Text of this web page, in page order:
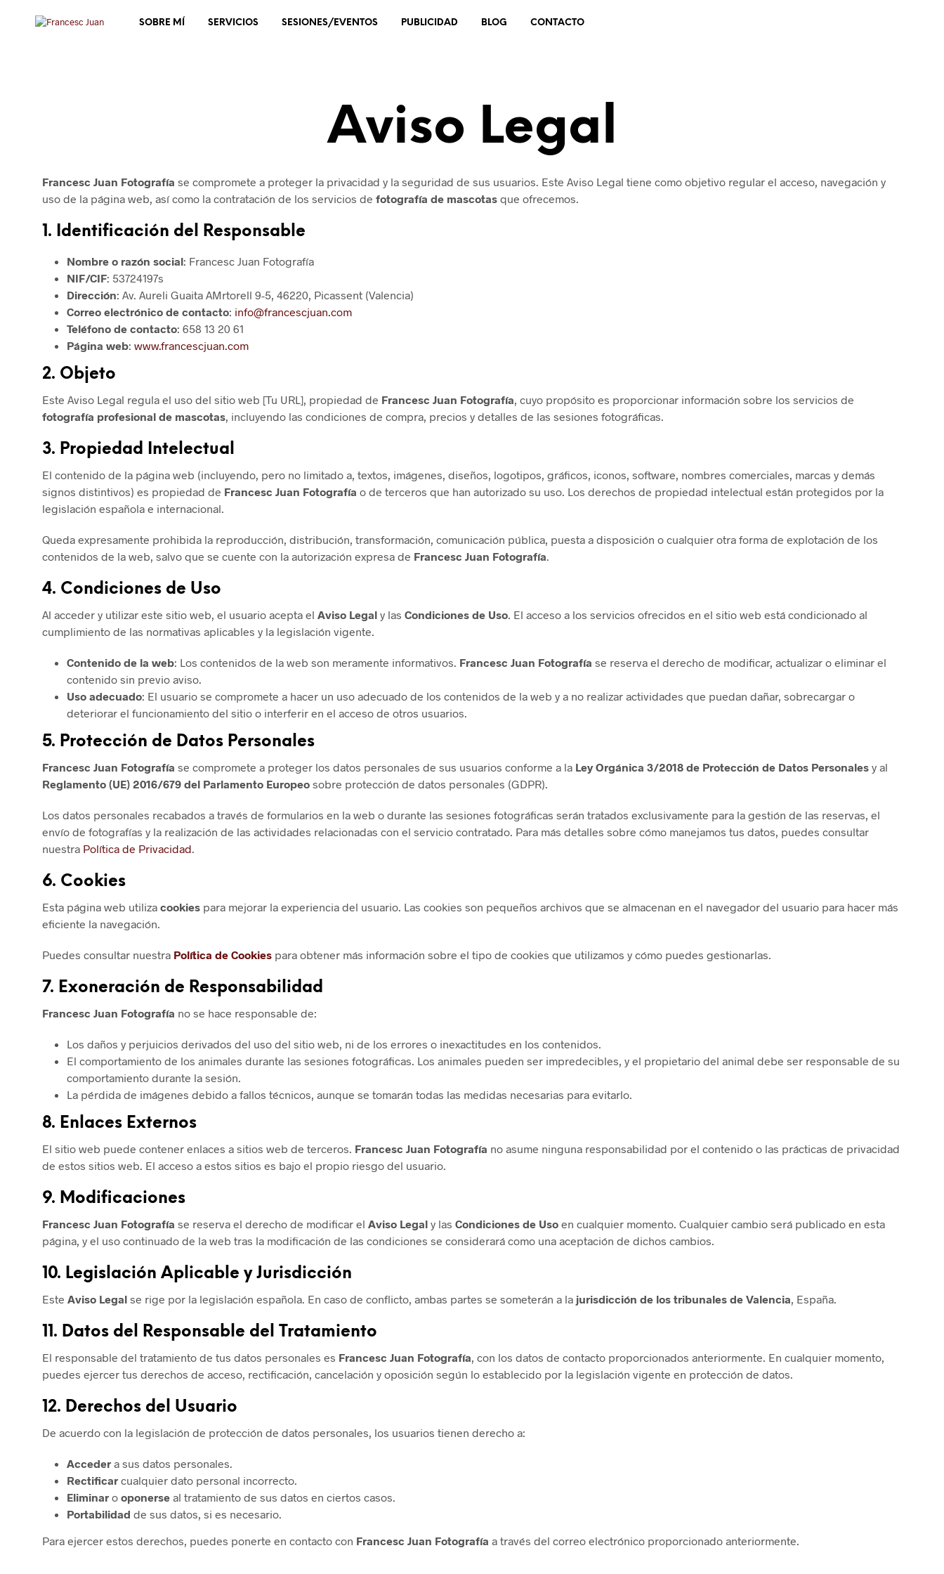
SOBRE MÍ SERVICIOS SESIONES/EVENTOS PUBLICIDAD BLOG CONTACTO
Aviso Legal
Francesc Juan Fotografía se compromete a proteger la privacidad y la seguridad de sus usuarios. Este Aviso Legal tiene como objetivo regular el acceso, navegación y
uso de la página web, así como la contratación de los servicios de fotografía de mascotas que ofrecemos.
1. Identificación del Responsable
Nombre o razón social: Francesc Juan Fotografía
NIF/CIF: 53724197s
Dirección: Av. Aureli Guaita AMrtorell 9-5, 46220, Picassent (Valencia)
Correo electrónico de contacto: info@francescjuan.com
Teléfono de contacto: 658 13 20 61
Página web: www.francescjuan.com
2. Objeto
Este Aviso Legal regula el uso del sitio web [Tu URL], propiedad de Francesc Juan Fotografía, cuyo propósito es proporcionar información sobre los servicios de
fotografía profesional de mascotas, incluyendo las condiciones de compra, precios y detalles de las sesiones fotográficas.
3. Propiedad Intelectual
El contenido de la página web (incluyendo, pero no limitado a, textos, imágenes, diseños, logotipos, gráficos, iconos, software, nombres comerciales, marcas y demás
signos distintivos) es propiedad de Francesc Juan Fotografía o de terceros que han autorizado su uso. Los derechos de propiedad intelectual están protegidos por la
legislación española e internacional.
Queda expresamente prohibida la reproducción, distribución, transformación, comunicación pública, puesta a disposición o cualquier otra forma de explotación de los
contenidos de la web, salvo que se cuente con la autorización expresa de Francesc Juan Fotografía.
4. Condiciones de Uso
Al acceder y utilizar este sitio web, el usuario acepta el Aviso Legal y las Condiciones de Uso. El acceso a los servicios ofrecidos en el sitio web está condicionado al
cumplimiento de las normativas aplicables y la legislación vigente.
Contenido de la web: Los contenidos de la web son meramente informativos. Francesc Juan Fotografía se reserva el derecho de modificar, actualizar o eliminar el
contenido sin previo aviso.
Uso adecuado: El usuario se compromete a hacer un uso adecuado de los contenidos de la web y a no realizar actividades que puedan dañar, sobrecargar o
deteriorar el funcionamiento del sitio o interferir en el acceso de otros usuarios.
5. Protección de Datos Personales
Francesc Juan Fotografía se compromete a proteger los datos personales de sus usuarios conforme a la Ley Orgánica 3/2018 de Protección de Datos Personales y al
Reglamento (UE) 2016/679 del Parlamento Europeo sobre protección de datos personales (GDPR).
Los datos personales recabados a través de formularios en la web o durante las sesiones fotográficas serán tratados exclusivamente para la gestión de las reservas, el
envío de fotografías y la realización de las actividades relacionadas con el servicio contratado. Para más detalles sobre cómo manejamos tus datos, puedes consultar
nuestra Política de Privacidad.
6. Cookies
Esta página web utiliza cookies para mejorar la experiencia del usuario. Las cookies son pequeños archivos que se almacenan en el navegador del usuario para hacer más
eficiente la navegación.
Puedes consultar nuestra Política de Cookies para obtener más información sobre el tipo de cookies que utilizamos y cómo puedes gestionarlas.
7. Exoneración de Responsabilidad
Francesc Juan Fotografía no se hace responsable de:
Los daños y perjuicios derivados del uso del sitio web, ni de los errores o inexactitudes en los contenidos.
El comportamiento de los animales durante las sesiones fotográficas. Los animales pueden ser impredecibles, y el propietario del animal debe ser responsable de su
comportamiento durante la sesión.
La pérdida de imágenes debido a fallos técnicos, aunque se tomarán todas las medidas necesarias para evitarlo.
8. Enlaces Externos
El sitio web puede contener enlaces a sitios web de terceros. Francesc Juan Fotografía no asume ninguna responsabilidad por el contenido o las prácticas de privacidad
de estos sitios web. El acceso a estos sitios es bajo el propio riesgo del usuario.
9. Modificaciones
Francesc Juan Fotografía se reserva el derecho de modificar el Aviso Legal y las Condiciones de Uso en cualquier momento. Cualquier cambio será publicado en esta
página, y el uso continuado de la web tras la modificación de las condiciones se considerará como una aceptación de dichos cambios.
10. Legislación Aplicable y Jurisdicción
Este Aviso Legal se rige por la legislación española. En caso de conflicto, ambas partes se someterán a la jurisdicción de los tribunales de Valencia, España.
11. Datos del Responsable del Tratamiento
El responsable del tratamiento de tus datos personales es Francesc Juan Fotografía, con los datos de contacto proporcionados anteriormente. En cualquier momento,
puedes ejercer tus derechos de acceso, rectificación, cancelación y oposición según lo establecido por la legislación vigente en protección de datos.
12. Derechos del Usuario
De acuerdo con la legislación de protección de datos personales, los usuarios tienen derecho a:
Acceder a sus datos personales.
Rectificar cualquier dato personal incorrecto.
Eliminar o oponerse al tratamiento de sus datos en ciertos casos.
Portabilidad de sus datos, si es necesario.
Para ejercer estos derechos, puedes ponerte en contacto con Francesc Juan Fotografía a través del correo electrónico proporcionado anteriormente.